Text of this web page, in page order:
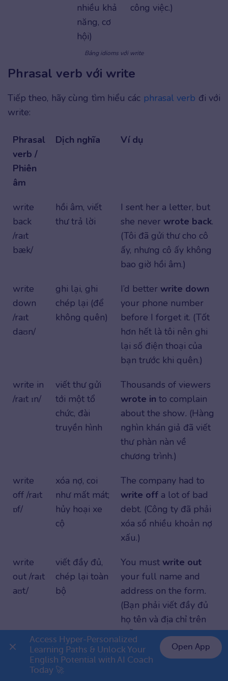
nhiều khả
năng, cơ
hội)
công việc.)
Bảng idioms với write
Phrasal verb với write
Tiếp theo, hãy cùng tìm hiểu các phrasal verb đi với
write:
Phrasal
verb /
Phiên
âm
Dịch nghĩa Ví dụ
write
back
/raɪt
bæk/
hồi âm, viết
thư trả lời
I sent her a letter, but
she never wrote back.
(Tôi đã gửi thư cho cô
ấy, nhưng cô ấy không
bao giờ hồi âm.)
write
down
/raɪt
daʊn/
ghi lại, ghi
chép lại (để
không quên)
I’d better write down
your phone number
before I forget it. (Tốt
hơn hết là tôi nên ghi
lại số điện thoại của
bạn trước khi quên.)
write in
/raɪt ɪn/
viết thư gửi
tới một tổ
chức, đài
truyền hình
Thousands of viewers
wrote in to complain
about the show. (Hàng
nghìn khán giả đã viết
thư phàn nàn về
chương trình.)
write
off /raɪt
ɒf/
xóa nợ, coi
như mất mát;
hủy hoại xe
cộ
The company had to
write off a lot of bad
debt. (Công ty đã phải
xóa sổ nhiều khoản nợ
xấu.)
write
out /raɪt
aʊt/
viết đầy đủ,
chép lại toàn
bộ
You must write out
your full name and
address on the form.
(Bạn phải viết đầy đủ
họ tên và địa chỉ trên
mẫu đơn.)
write
up /raɪt
hoàn thành
bản báo cáo,
He needs towrite up
👉 Premium 1 năm chỉ 999K
Access Hyper-Personalized
Learning Paths & Unlock Your
English Potential with AI Coach
Today 🚀
Open App